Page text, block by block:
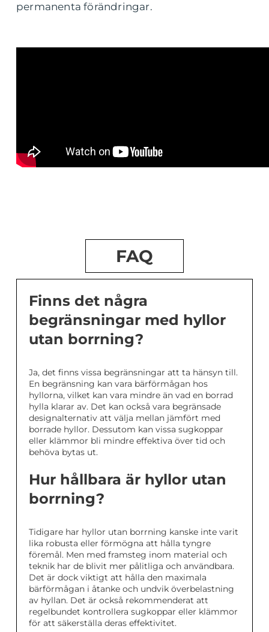
permanenta förändringar.
FAQ
Finns det några
begränsningar med hyllor
utan borrning?
Ja, det finns vissa begränsningar att ta hänsyn till.
En begränsning kan vara bärförmågan hos
hyllorna, vilket kan vara mindre än vad en borrad
hylla klarar av. Det kan också vara begränsade
designalternativ att välja mellan jämfört med
borrade hyllor. Dessutom kan vissa sugkoppar
eller klämmor bli mindre effektiva över tid och
behöva bytas ut.
Hur hållbara är hyllor utan
borrning?
Tidigare har hyllor utan borrning kanske inte varit
lika robusta eller förmögna att hålla tyngre
föremål. Men med framsteg inom material och
teknik har de blivit mer pålitliga och användbara.
Det är dock viktigt att hålla den maximala
bärförmågan i åtanke och undvik överbelastning
av hyllan. Det är också rekommenderat att
regelbundet kontrollera sugkoppar eller klämmor
för att säkerställa deras effektivitet.